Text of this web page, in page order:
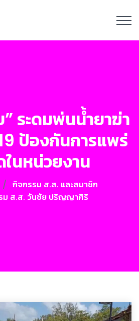
ระดมพ่นน้ำยาฆ่า
ป้องกันการแพร่
ในหน่วยงาน
กิจกรรม ส.ส. และสมาชิก
ม ส.ส. วันชัย ปริญญาศิริ